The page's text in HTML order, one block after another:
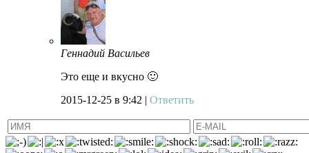
Геннадий Васильев
Это еще и вкусно 🙂
2015-12-25 в 9:42 | Ответить